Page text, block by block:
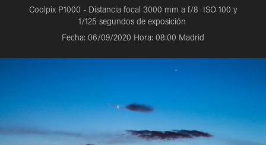
Coolpix P1000 - Distancia focal 3000 mm a f/8 ISO 100 y
1/125 segundos de exposición
Fecha: 06/09/2020 Hora: 08:00 Madrid